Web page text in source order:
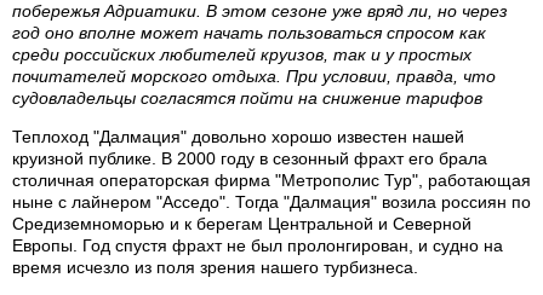
побережья Адриатики. В этом сезоне уже вряд ли, но через
год оно вполне может начать пользоваться спросом как
среди российских любителей круизов, так и у простых
почитателей морского отдыха. При условии, правда, что
судовладельцы согласятся пойти на снижение тарифов
Теплоход "Далмация" довольно хорошо известен нашей
круизной публике. В 2000 году в сезонный фрахт его брала
столичная операторская фирма "Метрополис Тур", работающая
ныне с лайнером "Асседо". Тогда "Далмация" возила россиян по
Средиземноморью и к берегам Центральной и Северной
Европы. Год спустя фрахт не был пролонгирован, и судно на
время исчезло из поля зрения нашего турбизнеса.